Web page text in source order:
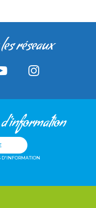
réseaux
D'INFORMATION